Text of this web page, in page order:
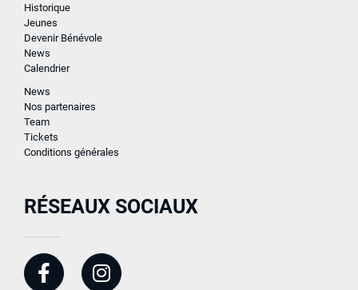
Historique
Jeunes
Devenir Bénévole
News
Calendrier
News
Nos partenaires
Team
Tickets
Conditions générales
RÉSEAUX SOCIAUX